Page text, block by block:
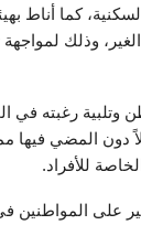
كما أناط
وذلك
رغبته في
دون المضي فيها
للأفراد.
على المواطنين